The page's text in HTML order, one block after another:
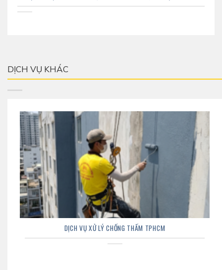
DỊCH VỤ KHÁC
DỊCH VỤ XỬ LÝ CHỐNG THẤM TPHCM